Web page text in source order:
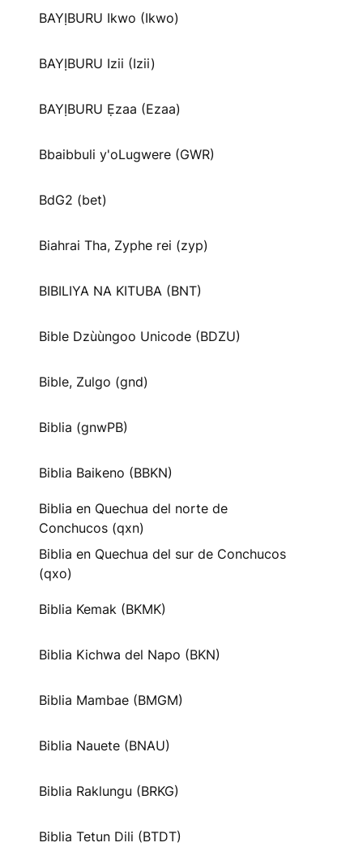
BAYỊBURU Ikwo (Ikwo)
BAYỊBURU Izii (Izii)
BAYỊBURU Ẹzaa (Ezaa)
Bbaibbuli y'oLugwere (GWR)
BdG2 (bet)
Biahrai Tha, Zyphe rei (zyp)
BIBILIYA NA KITUBA (BNT)
Bible Dzùùngoo Unicode (BDZU)
Bible, Zulgo (gnd)
Biblia (gnwPB)
Biblia Baikeno (BBKN)
Biblia en Quechua del norte de
Conchucos (qxn)
Biblia en Quechua del sur de Conchucos
(qxo)
Biblia Kemak (BKMK)
Biblia Kichwa del Napo (BKN)
Biblia Mambae (BMGM)
Biblia Nauete (BNAU)
Biblia Raklungu (BRKG)
Biblia Tetun Dili (BTDT)